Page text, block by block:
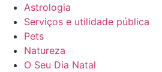
Astrologia
Serviços e utilidade pública
Pets
Natureza
O Seu Dia Natal